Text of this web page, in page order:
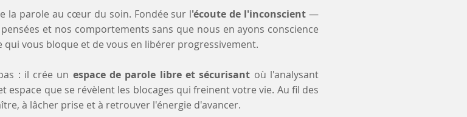
la parole au cœur du soin. Fondée sur l'écoute de l'inconscient—
et nos comportements sans que nous en ayons conscience
vous bloque et de vous en libérer progressivement.
: il crée un espace de parole libre et sécurisant où l'analysant
espace que se révèlent les blocages qui freinent votre vie. Au fil des
à lâcher prise et à retrouver l'énergie d'avancer.